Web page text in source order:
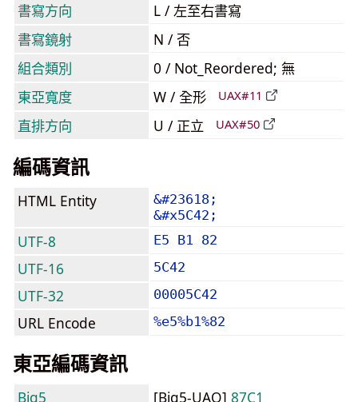
書寫方向
L / 左至右書寫
書寫鏡射
N / 否
組合類別
0 / Not_Reordered; 無
東亞寬度
W / 全形 UAX#11
直排方向 U / 正立 UAX#50
編碼資訊
HTML Entity
&#23618;
&#x5C42;
UTF-8 E5 B1 82
UTF-16 5C42
UTF-32 00005C42
URL Encode %e5%b1%82
東亞編碼資訊
Big5 [Big5-UAO] 87C1